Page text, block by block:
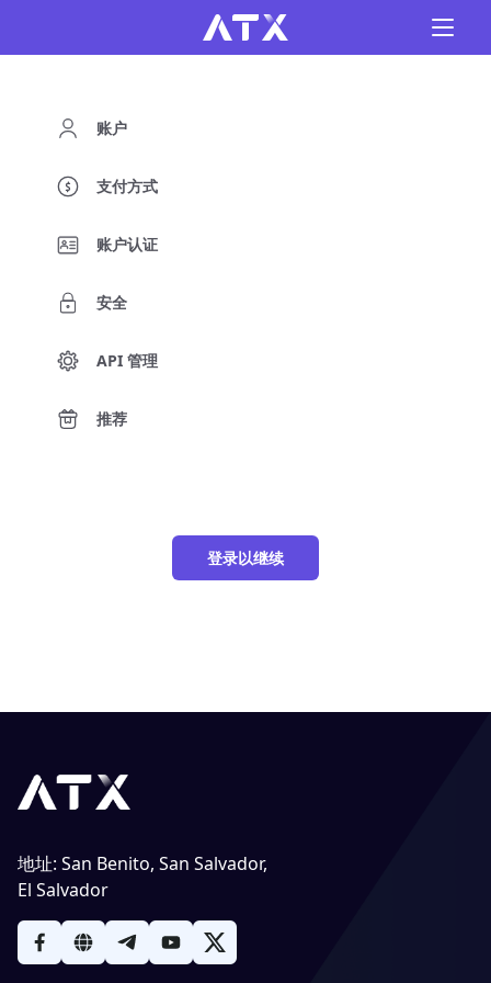
账户
支付方式
账户认证
安全
API 管理
推荐
登录以继续
地址: San Benito, San Salvador,
El Salvador